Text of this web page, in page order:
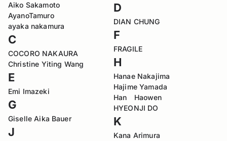
Aiko Sakamoto
AyanoTamuro
ayaka nakamura
C
COCORO NAKAURA
Christine Yiting Wang
E
Emi Imazeki
G
Giselle Aika Bauer
J
D
DIAN CHUNG
F
FRAGILE
H
Hanae Nakajima
Hajime Yamada
Han Haowen
HYEONJI DO
K
Kana Arimura